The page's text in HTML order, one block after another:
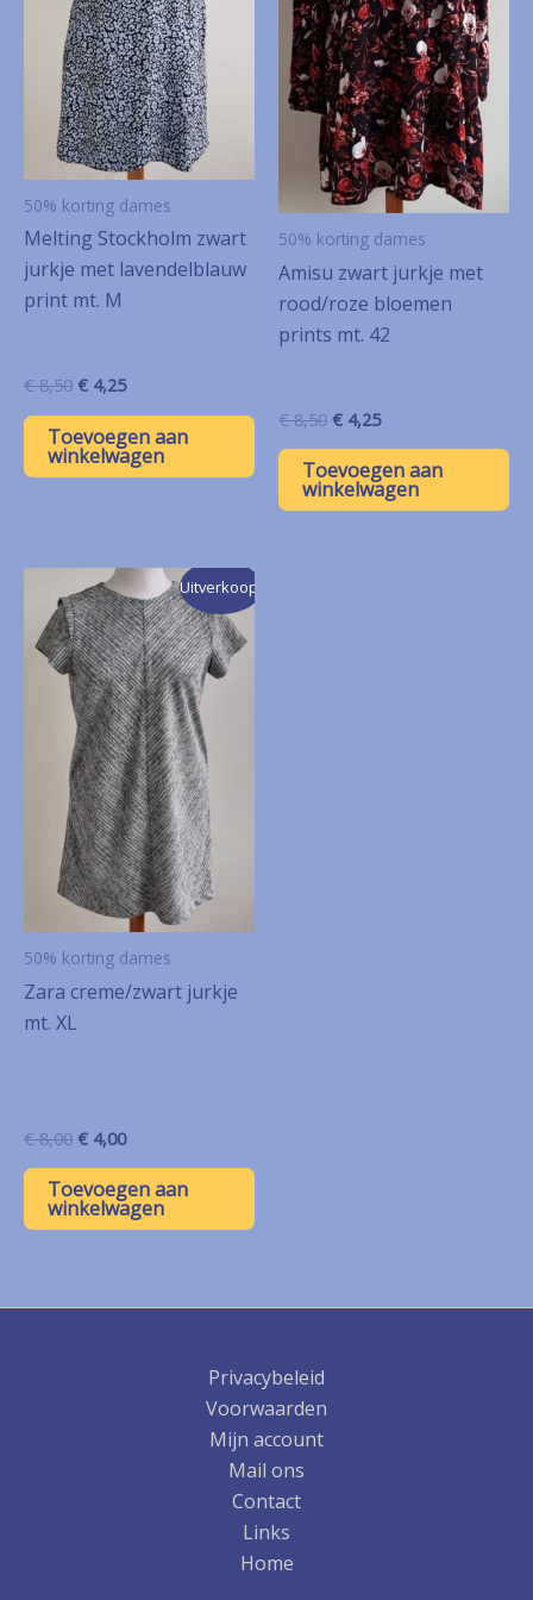
50% korting dames
Melting Stockholm zwart
jurkje met lavendelblauw
print mt. M
€8,50 Oorspronkelijke
was:
€ 8,50.
€ 4,25Huidige
is:
€ 4,25.
Toevoegen aan
winkelwagen
50% korting dames
Amisu zwart jurkje met
rood/roze bloemen
prints mt. 42
€8,50 Oorspronkelijke
was:
€ 8,50.
€ 4,25Huidige
is:
€ 4,25.
Toevoegen aan
winkelwagen
Uitverkoop!
50% korting dames
Zara creme/zwart jurkje
mt. XL
€8,00 Oorspronkelijke
was:
€ 8,00.
€ 4,00Huidige
is:
€ 4,00.
Toevoegen aan
winkelwagen
Privacybeleid
Voorwaarden
Mijn account
Mail ons
Contact
Links
Home